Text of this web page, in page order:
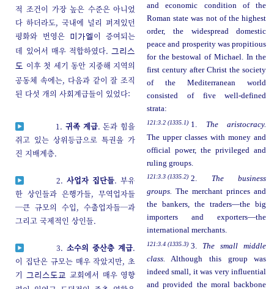
적 조건이 가장 높은 수준은 아니었
다 하더라도, 국내에 널리 퍼져있던
평화와 번영은
미가엘 이 증여되는
데 있어서 매우 적합하였다. 그리스
도 이후 첫 세기 동안 지중해 지역의
공동체 속에는, 다음과 같이 잘 조직
된 다섯 개의 사회계급들이 있었다:
and economic condition of the
Roman state was not of the highest
order, the widespread domestic
peace and prosperity was propitious
for the bestowal of Michael. In the
first century after Christ the society
of the Mediterranean world
consisted of five well-defined
strata:
1. 귀족 계급. 돈과 힘을
쥐고 있는 상위등급으로 특권을 가
진 지배계층.
121:3.2 (1335.1) 1. The aristocracy.
The upper classes with money and
official power, the privileged and
ruling groups.
2.사업자 집단들. 부유
한 상인들과 은행가들, 무역업자들
─큰 규모의 수입, 수출업자들─과
그리고 국제적인 상인들.
121:3.3 (1335.2) 2. The business
groups. The merchant princes and
the bankers, the traders—the big
importers and exporters—the
international merchants.
3.소수의 중산층 계급.
이 집단은 규모는 매우 작았지만, 초
기
그리스도교 교회에서 매우 영향
121:3.4 (1335.3) 3. The small middle
class. Although this group was
indeed small, it was very influential
and provided the moral backbone